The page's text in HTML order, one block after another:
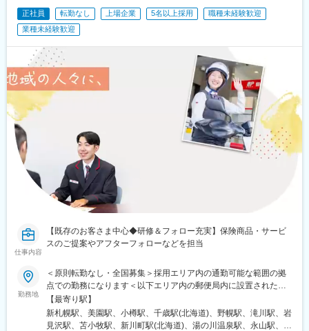
前駅、千歳船橋駅、立川北駅、青梅街道駅、布田駅、新高島駅、
江田駅(神奈川県)、新丸子駅、緑町駅、海老名駅(相模線)、西松本
駅、桜町駅(長野県)、電気ビル前駅、南富山駅、片原町駅(富山
民公園前駅、新可児駅、美薗中央公園駅、瑞穂区役所駅、水野
駅、島ノ関駅、水口石橋駅、一乗寺駅、宇治駅(奈良線)、野田阪神
駅、和泉大宮駅、ＪＲ河内永和駅、みなと元町駅、さくら夙川
駅、高田駅(奈良県)、香芝駅、倉敷市駅、山頂駅(千光寺山)、高知
駅前駅、後免中町駅、東新木駅、甘木駅(甘木鉄道線)、長崎駅前
駅、島原船津駅、原爆資料館駅、佐世保中央駅、人吉駅、奥武山
公園駅、ひばりが丘駅(北海道)、千歳町駅(北海道)、函館アリーナ
前駅、あおば通駅、峰駅、上野駅、堀切駅、荒川二丁目駅、立川
南駅、柴崎駅、高島町駅、電鉄富山駅・エスタ前駅、南富山駅前
駅、坂下町駅、福井城址大名町駅、新那加駅、瀬戸市駅、元田中
駅、海老江駅、ＪＲ俊徳道駅、花隈駅、尾道駅、高知橋駅、後免
駅、鹿児駅、桜町駅(長崎県)、浦上駅前駅、佐世保駅
蔵小杉駅、新百合ケ丘駅、鷺沼駅、小田原駅、藤沢駅、秦野駅、
茅ケ崎駅、平塚駅、横須賀中央駅、相武台下駅、海老名駅(相鉄・
駅、内野西が丘駅、高田駅(新潟県)、柏崎駅、直江津駅、松本駅、
飯田駅(長野県)、上諏訪駅、駒ケ根駅、穂高駅、岡谷駅、地鉄ビル
前駅、朝菜町駅、末広町駅(富山県)、砺波駅、北鉄金沢駅、小松
駅、松任駅、野町駅、福井駅、武生駅、名鉄岐阜駅、大垣駅、江
吉良駅、せきてらす前駅、高山駅、多治見駅、那加駅、可児駅、
磐田駅、浜北駅、天竜川駅、高塚駅、半田駅、左京山駅、大府
駅、瑞穂運動場西駅、岡崎駅、西尾駅、刈谷市駅、国府宮駅、安
城駅、新瀬戸駅、宇治山田駅、松阪駅、石場駅、水口城南駅、近
江八幡駅、彦根駅、長浜駅、野洲駅、東舞鶴駅、茶山・京都芸術
大学駅、峰山駅、北大路駅、京都駅、ＪＲ小倉駅、野田駅(阪神
線)、吹田駅(阪急線)、岸和田駅、河内永和駅、西元町駅、加太駅
(和歌山県)、田尾寺駅、鳴門駅、篠山口駅、豊岡駅(兵庫県)、西宮
駅、三田駅(兵庫県)、和田山駅、畦野駅、京口駅、北条町駅、志染
駅、千本駅、相生駅(兵庫県)、葉多駅、西脇市駅、大和高田駅、五
条駅(奈良県)、近鉄下田駅、学園前駅(奈良県)、紀伊田辺駅、紀伊
勝浦駅、倉吉駅、浜田駅、安来駅、津山駅、倉敷駅、西片上駅、
庭瀬駅、瀬戸駅、備前西市駅、東山・おかでんミュージアム駅、
島県)、徳山駅、阿南駅、阿波池田駅、穴吹駅、吉成駅、宇和島
駅、高知駅、後免西町駅、中村駅、小村神社前駅、田辺島通駅、
甘木駅(西鉄線)、奈多駅、西鉄柳川駅、羽犬塚駅、大牟田駅、唐津
駅、伊万里駅、五島町駅、霊丘公園体育館駅、本諫早駅、大学病
院駅、新大村駅、早岐駅、中佐世保駅、八代駅、三角駅、木葉
正社員 転勤なし 上場企業 5名以上採用
職種未経験歓迎
業種未経験歓迎
仕事内容
【既存のお客さま中心◆研修＆フォロー充実】保険商品・サービ
スのご提案やアフターフォローなどを担当
勤務地
＜原則転勤なし・全国募集＞採用エリア内の通勤可能な範囲の拠
点での勤務になります＜以下エリア内の郵便局内に設置されたか
んぽサービス部＞■北海道エリア：北海道■東北エリア：青森県、
岩手県、宮城県、秋田県、山形県、福島県■関東エリア：茨城県、
栃木県、群馬県、埼玉県、千葉県■東京エリア：東京都■南関東エ
【最寄り駅】
新札幌駅、美園駅、小樽駅、千歳駅(北海道)、野幌駅、滝川駅、岩
見沢駅、苫小牧駅、新川町駅(北海道)、湯の川温泉駅、永山駅、旭